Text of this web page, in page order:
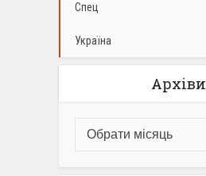
Спец
Україна
Архіви